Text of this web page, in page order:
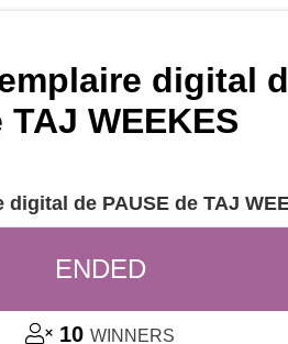
digital
TAJ WEEKES
digital de PAUSE de TAJ
ENDED
10 WINNERS